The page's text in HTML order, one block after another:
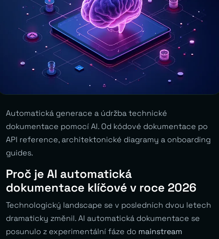
Automatická generace a údržba technické
dokumentace pomocí AI. Od kódové dokumentace po
API reference, architektonické diagramy a onboarding
guides.
Proč je AI automatická
dokumentace klíčové v roce 2026
Technologický landscape se v posledních dvou letech
dramaticky změnil. AI automatická dokumentace se
posunulo z experimentální fáze do mainstream